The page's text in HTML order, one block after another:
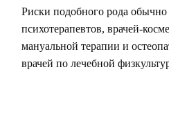
Риски подобного рода обычно
психотерапевтов, врачей-
мануальной терапии и
врачей по лечебной